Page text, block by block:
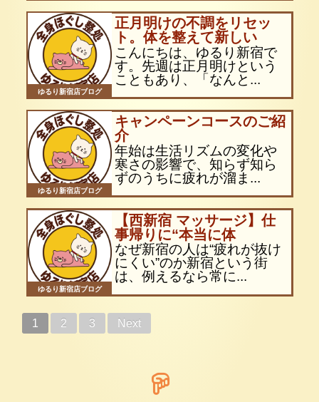
ゆるり新宿店ブログ
正月明けの不調をリセッ
ト。体を整えて新しい
こんにちは、ゆるり新宿で
す。先週は正月明けという
こともあり、「なんと...
ゆるり新宿店ブログ
キャンペーンコースのご紹
介
年始は生活リズムの変化や
寒さの影響で、知らず知ら
ずのうちに疲れが溜ま...
ゆるり新宿店ブログ
【西新宿 マッサージ】仕
事帰りに“本当に体
なぜ新宿の人は“疲れが抜け
にくい”のか新宿という街
は、例えるなら常に...
1 2 3 Next